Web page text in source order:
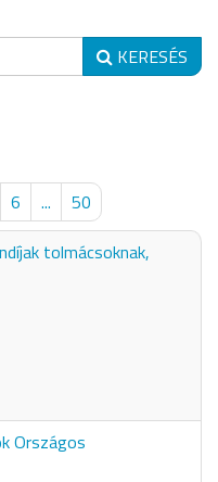
KERESÉS
6 ...
50
tolmácsoknak,
Országos